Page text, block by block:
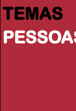
TEMAS